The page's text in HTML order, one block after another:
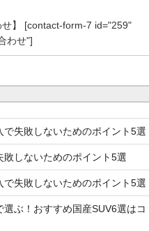
せ】 [contact-form-7 id="259"
わせ"]
で失敗しないためのポイント5選
敗しないためのポイント5選
で失敗しないためのポイント5選
選ぶ！おすすめ国産SUV6選はコ